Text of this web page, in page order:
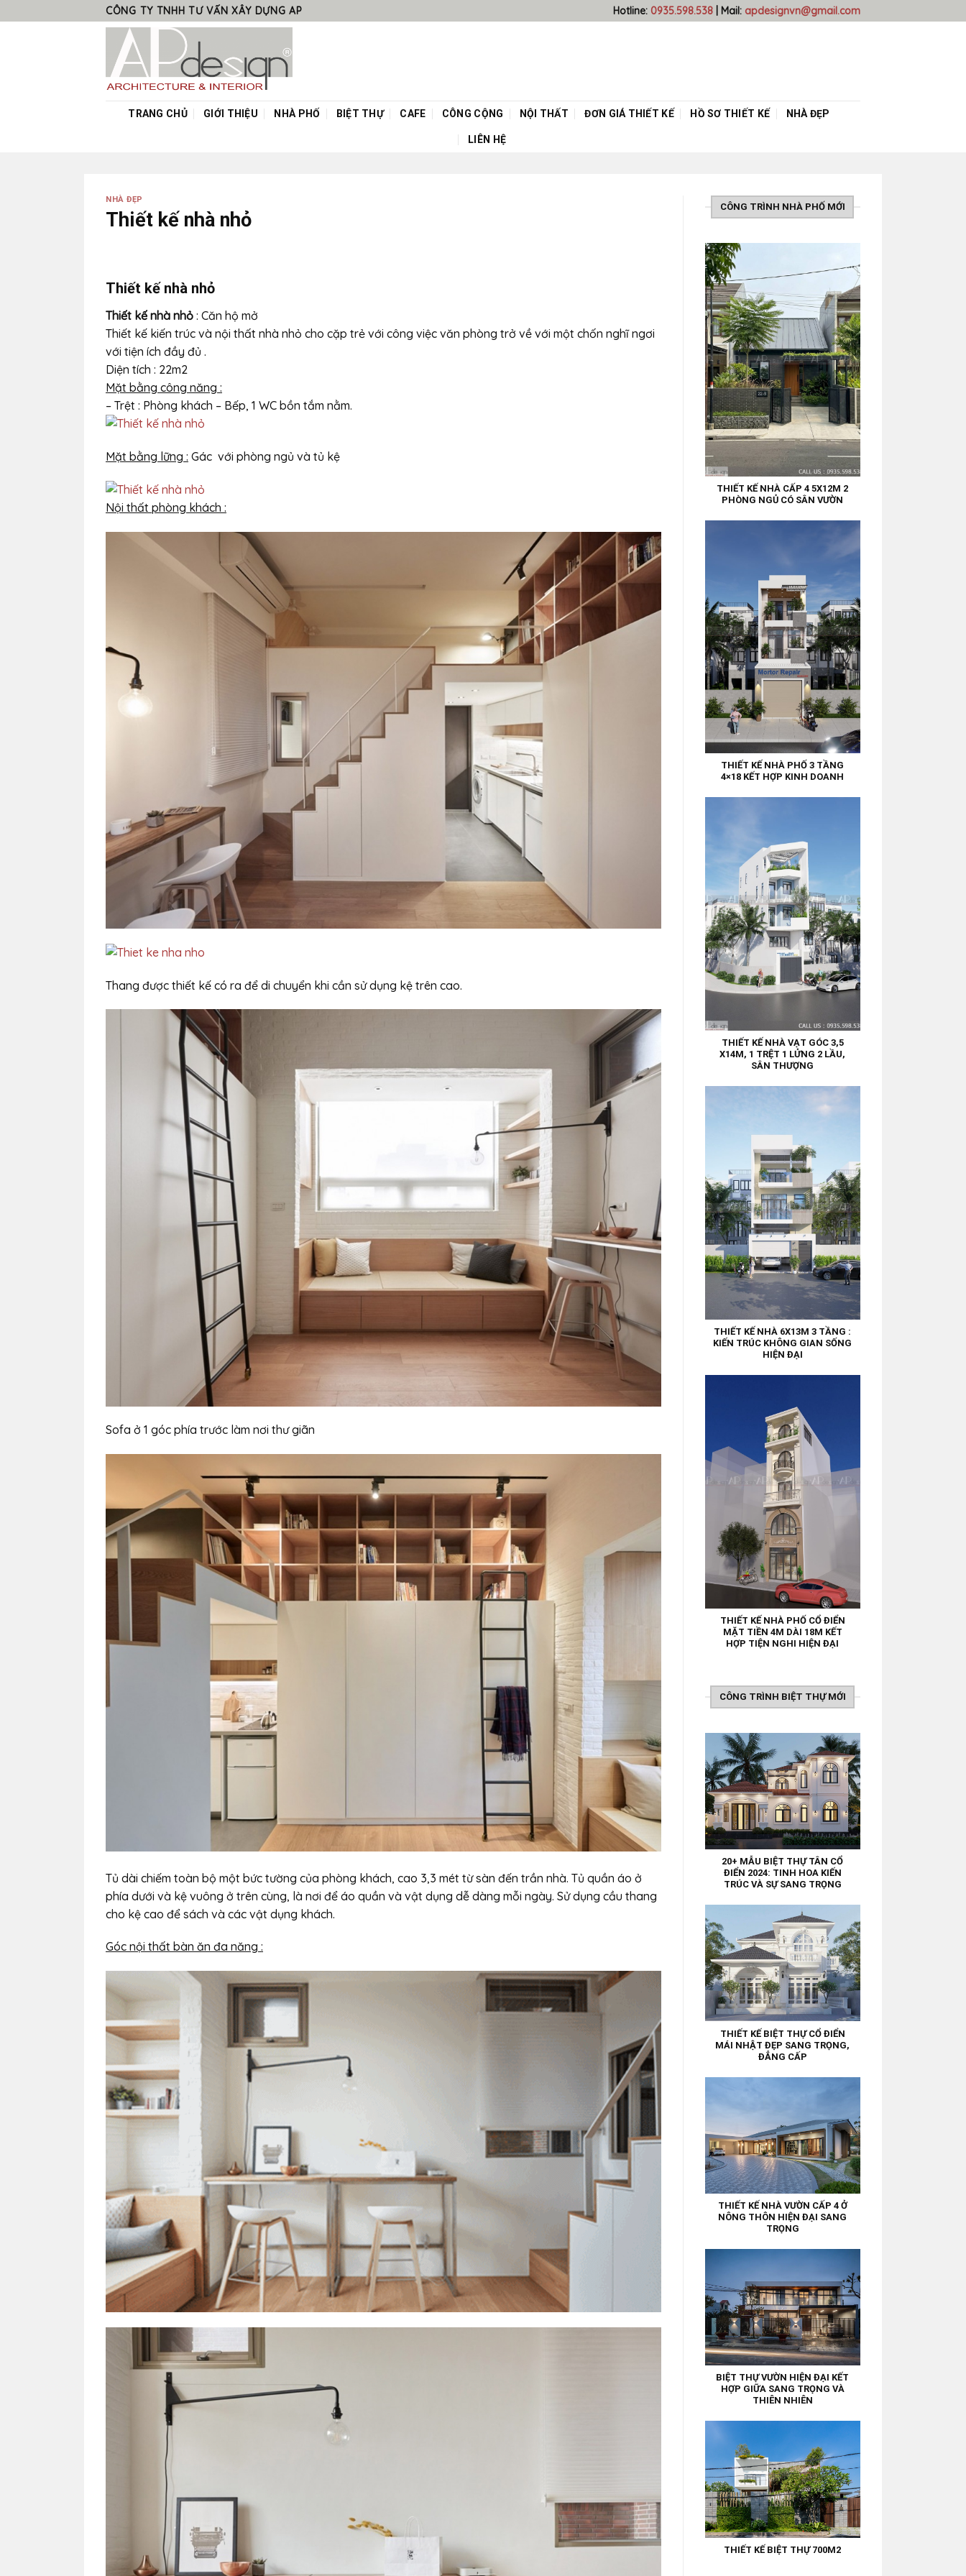
to
CÔNG TY TNHH TƯ VẤN XÂY DỰNG AP Hotline: 0935.598.538| Mail: apdesignvn@gmail.com
TRANG CHỦ GIỚI THIỆU NHÀ PHỐ BIỆT THỰ CAFE CÔNG CỘNG NỘI THẤT ĐƠN GIÁ THIẾT KẾ HỒ SƠ THIẾT KẾ NHÀ ĐẸP
LIÊN HỆ
NHÀ ĐẸP
Thiết kế nhà nhỏ
Thiết kế nhà nhỏ
Thiết kế nhà nhỏ : Căn hộ mở
Thiết kế kiến trúc và nội thất nhà nhỏ cho cặp trẻ với công việc văn phòng trở về với một chốn nghĩ ngơi
với tiện ích đầy đủ .
Diện tích : 22m2
Mặt bằng công năng :
– Trệt : Phòng khách – Bếp, 1 WC bồn tắm nằm.
Mặt bằng lững : Gác với phòng ngủ và tủ kệ
Nội thất phòng khách :
Thang được thiết kế có ra để di chuyển khi cần sử dụng kệ trên cao.
Sofa ở 1 góc phía trước làm nơi thư giãn
Tủ dài chiếm toàn bộ một bức tường của phòng khách, cao 3,3 mét từ sàn đến trần nhà. Tủ quần áo ở
phía dưới và kệ vuông ở trên cùng, là nơi để áo quần và vật dụng dễ dàng mỗi ngày. Sử dụng cầu thang
cho kệ cao để sách và các vật dụng khách.
Góc nội thất bàn ăn đa năng :
CÔNG TRÌNH NHÀ PHỐ MỚI
THIẾT KẾ NHÀ CẤP 4 5X12M 2
PHÒNG NGỦ CÓ SÂN VƯỜN
THIẾT KẾ NHÀ PHỐ 3 TẦNG
4×18 KẾT HỢP KINH DOANH
THIẾT KẾ NHÀ VẠT GÓC 3,5
X14M, 1 TRỆT 1 LỬNG 2 LẦU,
SÂN THƯỢNG
THIẾT KẾ NHÀ 6X13M 3 TẦNG :
KIẾN TRÚC KHÔNG GIAN SỐNG
HIỆN ĐẠI
THIẾT KẾ NHÀ PHỐ CỔ ĐIỂN
MẶT TIỀN 4M DÀI 18M KẾT
HỢP TIỆN NGHI HIỆN ĐẠI
CÔNG TRÌNH BIỆT THỰ MỚI
20+ MẪU BIỆT THỰ TÂN CỔ
ĐIỂN 2024: TINH HOA KIẾN
TRÚC VÀ SỰ SANG TRỌNG
THIẾT KẾ BIỆT THỰ CỔ ĐIỂN
MÁI NHẬT ĐẸP SANG TRỌNG,
ĐẲNG CẤP
THIẾT KẾ NHÀ VƯỜN CẤP 4 Ở
NÔNG THÔN HIỆN ĐẠI SANG
TRỌNG
BIỆT THỰ VƯỜN HIỆN ĐẠI KẾT
HỢP GIỮA SANG TRỌNG VÀ
THIÊN NHIÊN
THIẾT KẾ BIỆT THỰ 700M2